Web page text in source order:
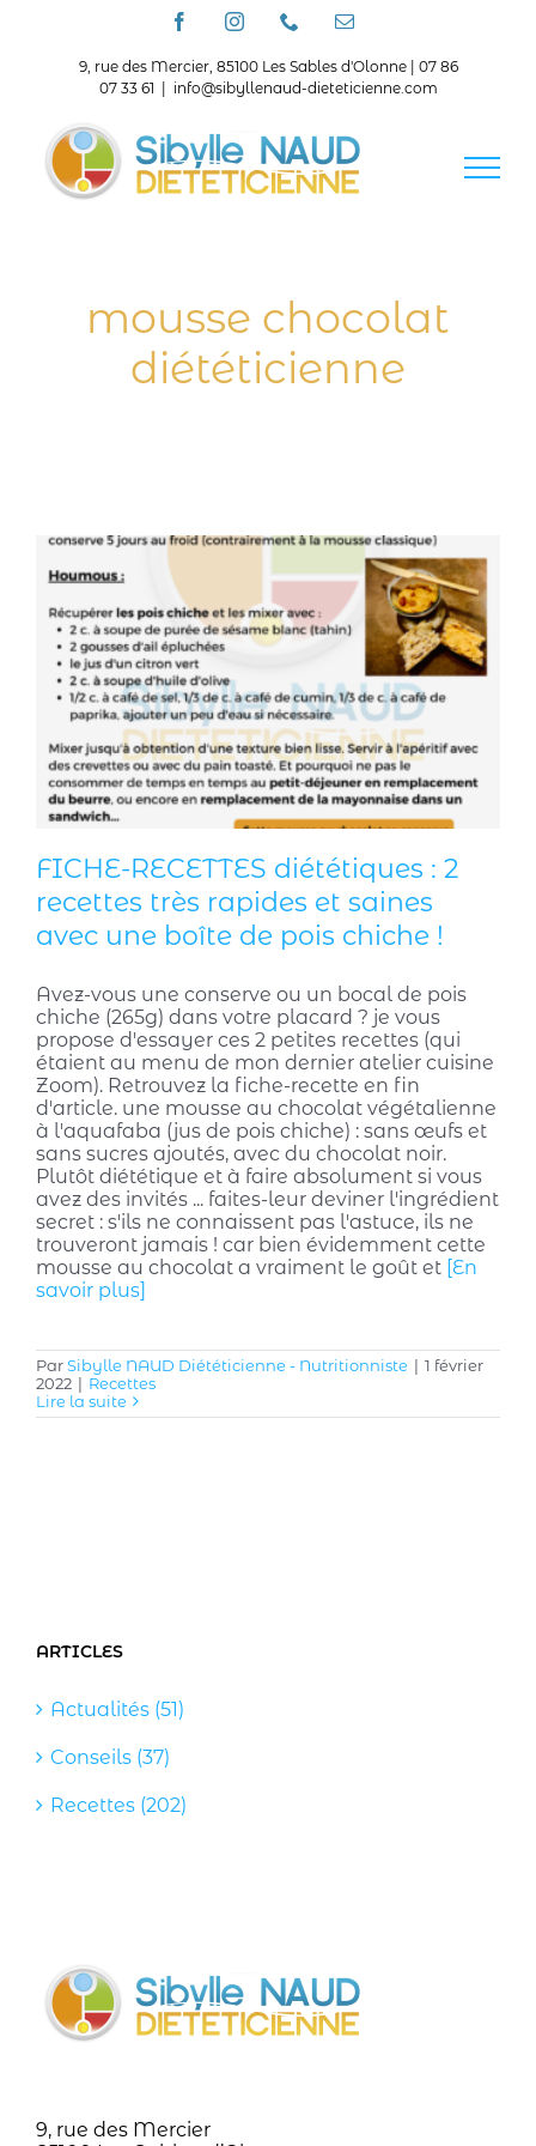
FacebookInstagramTéléphoneEmail
9, rue des Mercier, 85100 Les Sables d'Olonne | 07 86
07 33 61
info@sibyllenaud-dieteticienne.com
mousse chocolat
diététicienne
FICHE-RECETTES diététiques : 2
recettes très rapides et saines
avec une boîte de pois chiche !
Avez-vous une conserve ou un bocal de pois
chiche (265g) dans votre placard ? je vous
propose d'essayer ces 2 petites recettes (qui
étaient au menu de mon dernier atelier cuisine
Zoom). Retrouvez la fiche-recette en fin
d'article. une mousse au chocolat végétalienne
à l'aquafaba (jus de pois chiche) : sans œufs et
sans sucres ajoutés, avec du chocolat noir.
Plutôt diététique et à faire absolument si vous
avez des invités ... faites-leur deviner l'ingrédient
secret : s'ils ne connaissent pas l'astuce, ils ne
trouveront jamais ! car bien évidemment cette
mousse au chocolat a vraiment le goût et [En
savoir plus]
ParSibylle NAUD Diététicienne - Nutritionniste | 1 février
2022 | Recettes
Lire la suite
ARTICLES
Actualités (51)
Conseils (37)
Recettes (202)
9, rue des Mercier